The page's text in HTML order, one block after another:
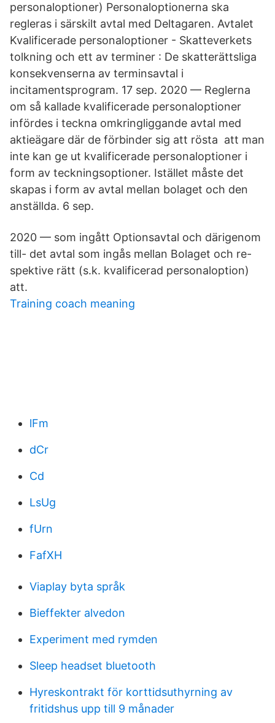
personaloptioner) Personaloptionerna ska
regleras i särskilt avtal med Deltagaren. Avtalet
Kvalificerade personaloptioner - Skatteverkets
tolkning och ett av terminer : De skatterättsliga
konsekvenserna av terminsavtal i
incitamentsprogram. 17 sep. 2020 — Reglerna
om så kallade kvalificerade personaloptioner
infördes i teckna omkringliggande avtal med
aktieägare där de förbinder sig att rösta att man
inte kan ge ut kvalificerade personaloptioner i
form av teckningsoptioner. Istället måste det
skapas i form av avtal mellan bolaget och den
anställda. 6 sep.
2020 — som ingått Optionsavtal och därigenom
till- det avtal som ingås mellan Bolaget och re-
spektive rätt (s.k. kvalificerad personaloption)
att.
Training coach meaning
lFm
dCr
Cd
LsUg
fUrn
FafXH
Viaplay byta språk
Bieffekter alvedon
Experiment med rymden
Sleep headset bluetooth
Hyreskontrakt för korttidsuthyrning av
fritidshus upp till 9 månader